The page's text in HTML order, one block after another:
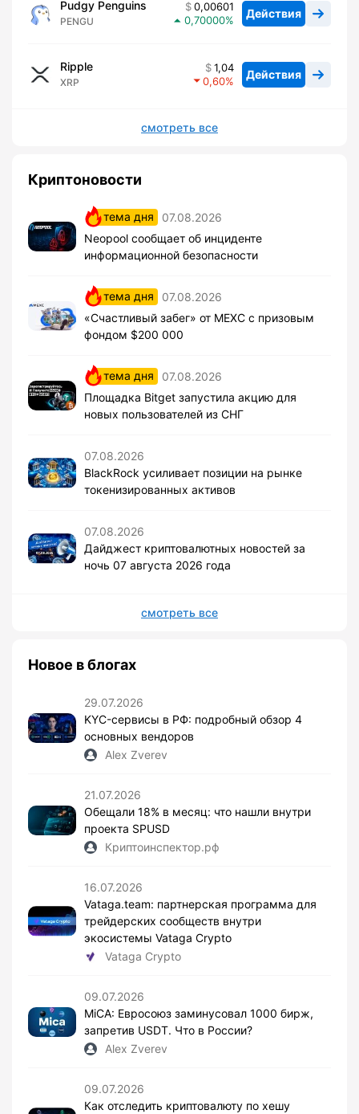
Pudgy Penguins
PENGU
0,00601
0,70000
Действия
Ripple
XRP
1,04
0,60
Действия
смотреть все
Криптоновости
тема дня
07.08.2026
Neopool сообщает об инциденте
информационной безопасности
тема дня
07.08.2026
«Счастливый забег» от MEXC с призовым
фондом $200 000
тема дня
07.08.2026
Площадка Bitget запустила акцию для
новых пользователей из СНГ
07.08.2026
BlackRock усиливает позиции на рынке
токенизированных активов
07.08.2026
Дайджест криптовалютных новостей за
ночь 07 августа 2026 года
смотреть все
Новое в блогах
29.07.2026
KYC-сервисы в РФ: подробный обзор 4
основных вендоров
Alex Zverev
21.07.2026
Обещали 18% в месяц: что нашли внутри
проекта SPUSD
Криптоинспектор.рф
16.07.2026
Vataga.team: партнерская программа для
трейдерских сообществ внутри
экосистемы Vataga Crypto
Vataga Crypto
09.07.2026
MiCA: Евросоюз заминусовал 1000 бирж,
запретив USDT. Что в России?
Alex Zverev
09.07.2026
Как отследить криптовалюту по хешу